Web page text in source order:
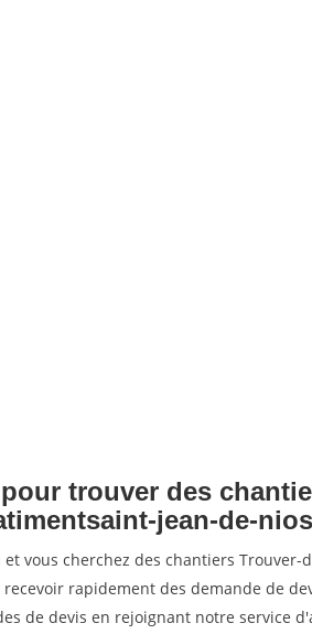
trouver des
jean-de-
et vous cherchez des chantiers
rapidement des demande de
de devis en rejoignant notre service